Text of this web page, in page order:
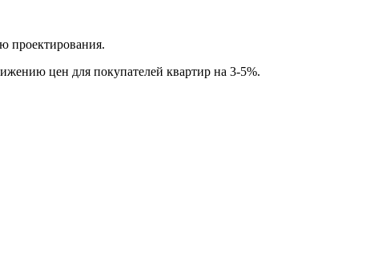
проектирования.
цен для покупателей квартир на 3-5%.